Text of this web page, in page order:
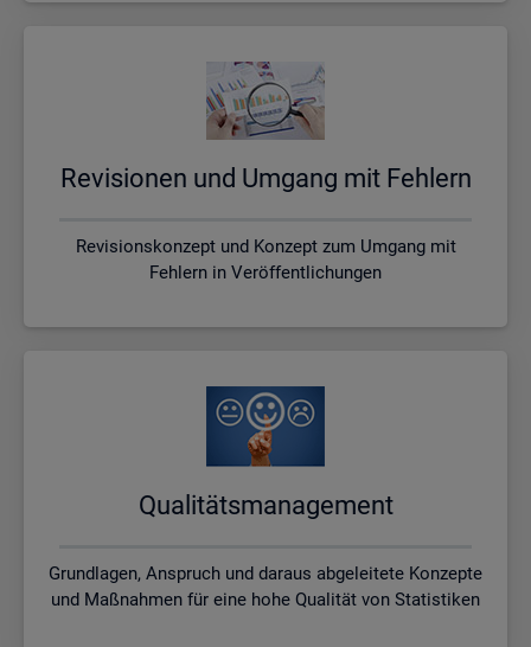
Re­vi­sio­nen und Um­gang mit Feh­lern
Revisionskonzept und Konzept zum Umgang mit
Fehlern in Veröffentlichungen
Qua­li­täts­ma­nage­ment
Grundlagen, Anspruch und daraus abgeleitete Konzepte
und Maßnahmen für eine hohe Qualität von Statistiken